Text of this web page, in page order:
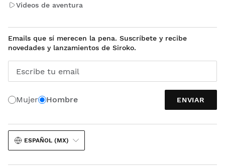
Videos de aventura
Emails que sí merecen la pena. Suscríbete y recibe
novedades y lanzamientos de Siroko.
Escribe tu email
Mujer Hombre ENVIAR
ESPAÑOL (MX)